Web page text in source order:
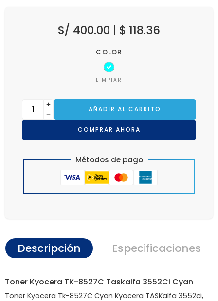
S/ 400.00 | $ 118.36
COLOR
LIMPIAR
AÑADIR AL CARRITO
COMPRAR AHORA
Métodos de pago
Descripción Especificaciones
Toner Kyocera TK-8527C Taskalfa 3552Ci Cyan
Toner Kyocera Tk-8527C Cyan Kyocera TASKalfa 3552ci,